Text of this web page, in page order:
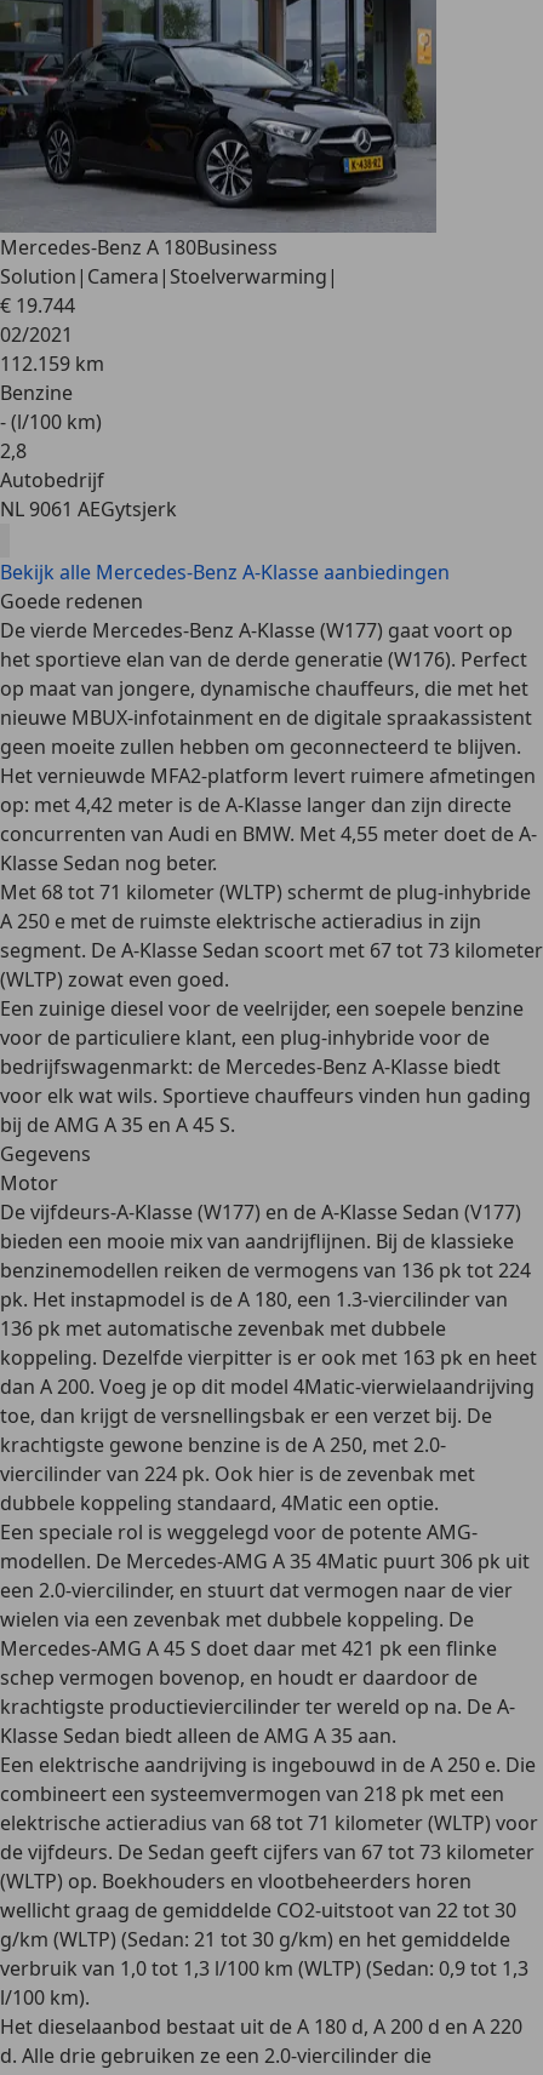
Mercedes-Benz A 180Business
Solution|Camera|Stoelverwarming|
€ 19.744
02/2021
112.159 km
Benzine
- (l/100 km)
2,8
Autobedrijf
NL 9061 AEGytsjerk
Bekijk alle Mercedes-Benz A-Klasse aanbiedingen
Goede redenen
De vierde Mercedes-Benz A-Klasse (W177) gaat voort op
het sportieve elan van de derde generatie (W176). Perfect
op maat van jongere, dynamische chauffeurs, die met het
nieuwe MBUX-infotainment en de digitale spraakassistent
geen moeite zullen hebben om geconnecteerd te blijven.
Het vernieuwde MFA2-platform levert ruimere afmetingen
op: met 4,42 meter is de A-Klasse langer dan zijn directe
concurrenten van Audi en BMW. Met 4,55 meter doet de A-
Klasse Sedan nog beter.
Met 68 tot 71 kilometer (WLTP) schermt de plug-inhybride
A 250 e met de ruimste elektrische actieradius in zijn
segment. De A-Klasse Sedan scoort met 67 tot 73 kilometer
(WLTP) zowat even goed.
Een zuinige diesel voor de veelrijder, een soepele benzine
voor de particuliere klant, een plug-inhybride voor de
bedrijfswagenmarkt: de Mercedes-Benz A-Klasse biedt
voor elk wat wils. Sportieve chauffeurs vinden hun gading
bij de AMG A 35 en A 45 S.
Gegevens
Motor
De vijfdeurs-A-Klasse (W177) en de A-Klasse Sedan (V177)
bieden een mooie mix van aandrijflijnen. Bij de klassieke
benzinemodellen reiken devermogens van 136 pk tot 224
pk. Het instapmodel is de A 180, een 1.3-viercilinder van
136 pk met automatische zevenbak met dubbele
koppeling. Dezelfde vierpitter is er ook met 163 pk en heet
dan A 200. Voeg je op dit model 4Matic-vierwielaandrijving
toe, dan krijgt de versnellingsbak er een verzet bij. De
krachtigste gewone benzine is de A 250, met 2.0-
viercilinder van 224 pk. Ook hier is de zevenbak met
dubbele koppeling standaard, 4Matic een optie.
Een speciale rol is weggelegd voor de potente AMG-
modellen. De Mercedes-AMG A 35 4Matic puurt 306 pk uit
een 2.0-viercilinder, en stuurt dat vermogen naar de vier
wielen via een zevenbak met dubbele koppeling. De
Mercedes-AMG A 45 S doet daar met 421 pk een flinke
schep vermogen bovenop, en houdt er daardoor de
krachtigste productieviercilinder ter wereld op na. De A-
Klasse Sedan biedt alleen de AMG A 35 aan.
Een elektrische aandrijving is ingebouwd in de A 250 e. Die
combineert een systeemvermogen van 218 pk met een
elektrische actieradius van 68 tot 71 kilometer (WLTP) voor
de vijfdeurs. De Sedan geeft cijfers van 67 tot 73 kilometer
(WLTP) op. Boekhouders en vlootbeheerders horen
wellicht graag de gemiddelde CO2-uitstootvan 22 tot 30
g/km (WLTP) (Sedan: 21 tot 30 g/km) en het gemiddelde
verbruik van 1,0 tot 1,3 l/100 km (WLTP) (Sedan: 0,9 tot 1,3
l/100 km).
Het dieselaanbod bestaat uit de A 180 d, A 200 d en A 220
d. Alle drie gebruiken ze een 2.0-viercilinder die